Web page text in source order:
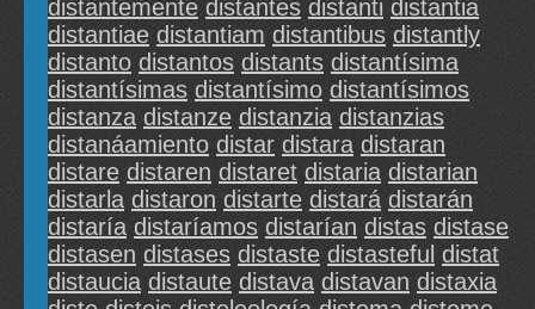
distantemente distantes distanti distantia
distantiae distantiam distantibus distantly
distanto distantos distants distantísima
distantísimas distantísimo distantísimos
distanza distanze distanzia distanzias
distanáamiento distar distara distaran
distare distaren distaret distaria distarian
distarla distaron distarte distará distarán
distaría distaríamos distarían distas distase
distasen distases distaste distasteful distat
distaucia distaute distava distavan distaxia